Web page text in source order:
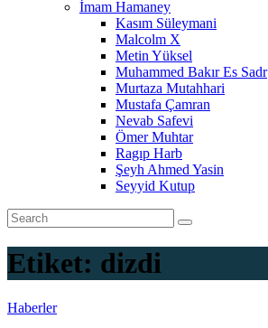
İmam Hamaney
Kasım Süleymani
Malcolm X
Metin Yüksel
Muhammed Bakır Es Sadr
Murtaza Mutahhari
Mustafa Çamran
Nevab Safevi
Ömer Muhtar
Ragıp Harb
Şeyh Ahmed Yasin
Seyyid Kutup
Etiket: dizdi
Haberler